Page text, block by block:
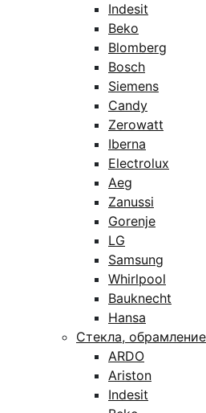
Indesit
Beko
Blomberg
Bosch
Siemens
Candy
Zerowatt
Iberna
Electrolux
Aeg
Zanussi
Gorenje
LG
Samsung
Whirlpool
Bauknecht
Hansa
Стекла,
ARDO
Ariston
Indesit